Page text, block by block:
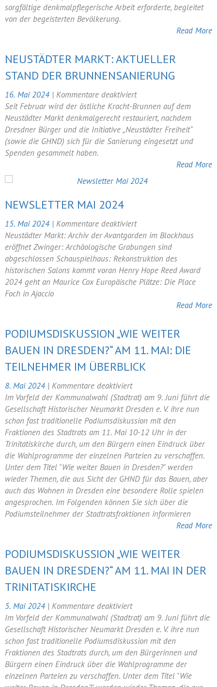
erste
sorgfältige denkmalpflegerische Arbeit erforderte, begleitet
von der begeisterten Bevölkerung.
Read More
NEUSTÄDTER MARKT: AKTUELLER
STAND DER BRUNNENSANIERUNG
16. Mai 2024 | Kommentare deaktiviertfür
Neustädter
Markt:
Aktueller
Stand
Brunnensanierung
Seit Februar wird der östliche Kracht-Brunnen auf dem
Neustädter Markt denkmalgerecht restauriert, nachdem
Dresdner Bürger und die Initiative „Neustädter Freiheit“
(sowie die GHND) sich für die Sanierung eingesetzt und
Spenden gesammelt haben.
Read More
NEWSLETTER MAI 2024
15. Mai 2024 | Kommentare deaktiviertfür
Newsletter
Mai
2024
Neustädter Markt: Archiv der Avantgarden im Blockhaus
eröffnet Zwinger: Archäologische Grabungen sind
abgeschlossen Schauspielhaus: Rekonstruktion des
historischen Salons kommt voran Henry Hope Reed Award
2024 geht an Maurice Cox Europäische Plätze: Die Place
Foch in Ajaccio
Read More
PODIUMSDISKUSSION „WIE WEITER
BAUEN IN DRESDEN?“ AM 11. MAI: DIE
TEILNEHMER IM ÜBERBLICK
8. Mai 2024 | Kommentare deaktiviertfür
Podiumsdiskussion
„Wie
weiter
Bauen
in
Dresden?“
am
11.
Mai:
die
Teilnehmer
Im Vorfeld der Kommunalwahl (Stadtrat) am 9. Juni führt die
Gesellschaft Historischer Neumarkt Dresden e. V. ihre nun
schon fast traditionelle Podiumsdiskussion mit den
Fraktionen des Stadtrats am 11. Mai 10-12 Uhr in der
Trinitatiskirche durch, um den Bürgern einen Eindruck über
die Wahlprogramme der einzelnen Parteien zu verschaffen.
Unter dem Titel "Wie weiter Bauen in Dresden?" werden
wieder Themen, die aus Sicht der GHND für das Bauen, aber
auch das Wohnen in Dresden eine besondere Rolle spielen
angesprochen. Im Folgenden können Sie sich über die
Podiumsteilnehmer der Stadtratsfraktionen informieren
Read More
PODIUMSDISKUSSION „WIE WEITER
BAUEN IN DRESDEN?“ AM 11. MAI IN DER
TRINITATISKIRCHE
5. Mai 2024 | Kommentare deaktiviertfür
Podiumsdiskussion
„Wie
weiter
Bauen
in
Dresden?“
Im Vorfeld der Kommunalwahl (Stadtrat) am 9. Juni führt die
Gesellschaft Historischer Neumarkt Dresden e. V. ihre nun
schon fast traditionelle Podiumsdiskussion mit den
Fraktionen des Stadtrats durch, um den Bürgerinnen und
Bürgern einen Eindruck über die Wahlprogramme der
einzelnen Parteien zu verschaffen. Unter dem Titel "Wie